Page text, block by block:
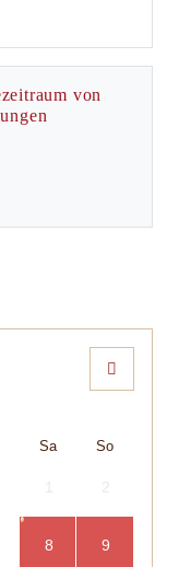
von
Sa So
2
8 9